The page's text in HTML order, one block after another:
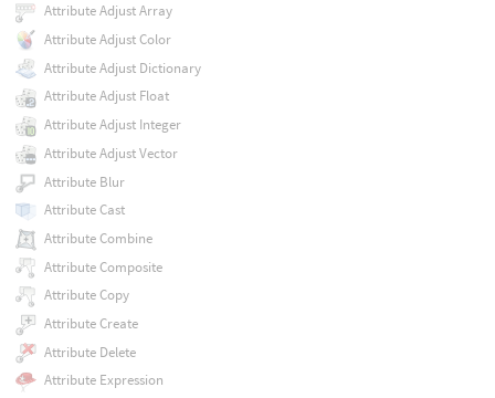
Attribute Adjust Array
Attribute Adjust Color
Attribute Adjust Dictionary
Attribute Adjust Float
Attribute Adjust Integer
Attribute Adjust Vector
Attribute Blur
Attribute Cast
Attribute Combine
Attribute Composite
Attribute Copy
Attribute Create
Attribute Delete
Attribute Expression